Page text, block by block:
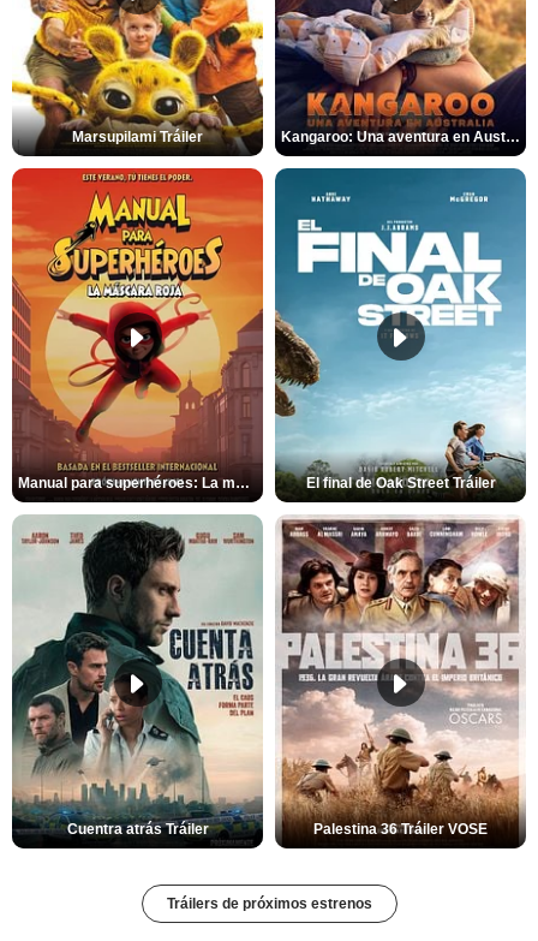
Marsupilami Tráiler Kangaroo: Una aventura en Australia Tráiler
Manual para superhéroes: La máscara roja Tráiler El final de Oak Street Tráiler
Cuentra atrás Tráiler Palestina 36 Tráiler VOSE
Tráilers de próximos estrenos